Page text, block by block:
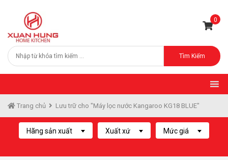
0
Tìm Kiếm
Trang chủ Lưu trữ cho "Máy lọc nước Kangaroo KG18 BLUE"
Hãng sản xuất Xuất xứ Mức giá